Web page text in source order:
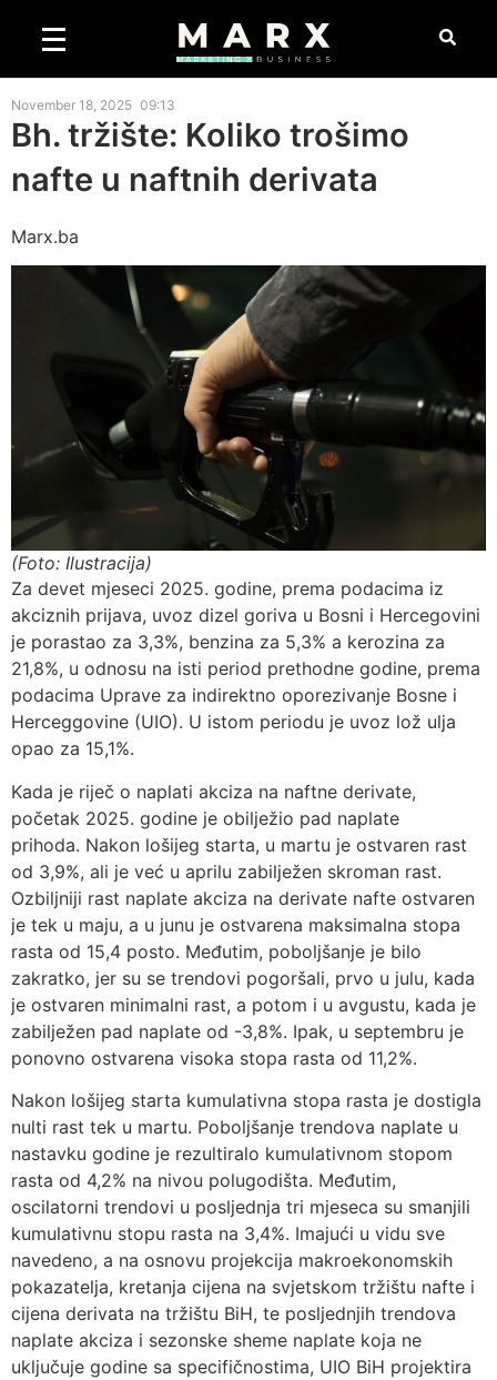
November 18, 2025 09:13
Bh. tržište: Koliko trošimo
nafte u naftnih derivata
Marx.ba
(Foto: Ilustracija)
Za devet mjeseci 2025. godine, prema podacima iz
akciznih prijava, uvoz dizel goriva u Bosni i Hercegovini
je porastao za 3,3%, benzina za 5,3% a kerozina za
21,8%, u odnosu na isti period prethodne godine, prema
podacima Uprave za indirektno oporezivanje Bosne i
Herceggovine (UIO). U istom periodu je uvoz lož ulja
opao za 15,1%.
Kada je riječ o naplati akciza na naftne derivate,
početak 2025. godine je obilježio pad naplate
prihoda. Nakon lošijeg starta, u martu je ostvaren rast
od 3,9%, ali je već u aprilu zabilježen skroman rast.
Ozbiljniji rast naplate akciza na derivate nafte ostvaren
je tek u maju, a u junu je ostvarena maksimalna stopa
rasta od 15,4 posto. Međutim, poboljšanje je bilo
zakratko, jer su se trendovi pogoršali, prvo u julu, kada
je ostvaren minimalni rast, a potom i u avgustu, kada je
zabilježen pad naplate od -3,8%. Ipak, u septembru je
ponovno ostvarena visoka stopa rasta od 11,2%.
Nakon lošijeg starta kumulativna stopa rasta je dostigla
nulti rast tek u martu. Poboljšanje trendova naplate u
nastavku godine je rezultiralo kumulativnom stopom
rasta od 4,2% na nivou polugodišta. Međutim,
oscilatorni trendovi u posljednja tri mjeseca su smanjili
kumulativnu stopu rasta na 3,4%. Imajući u vidu sve
navedeno, a na osnovu projekcija makroekonomskih
pokazatelja, kretanja cijena na svjetskom tržištu nafte i
cijena derivata na tržištu BiH, te posljednjih trendova
naplate akciza i sezonske sheme naplate koja ne
uključuje godine sa specifičnostima, UIO BiH projektira